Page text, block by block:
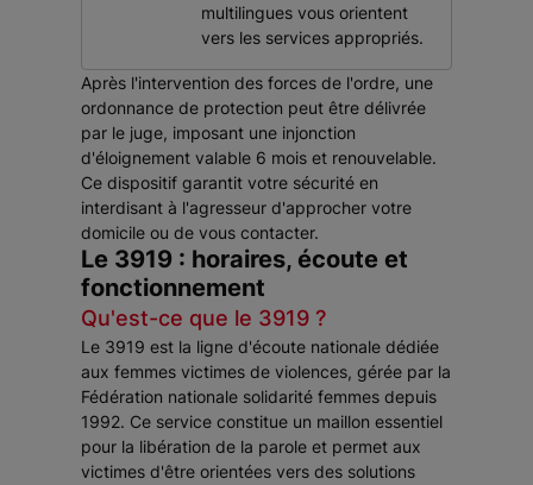
multilingues vous orientent
vers les services appropriés.
Après l'intervention des forces de l'ordre, une
ordonnance de protection peut être délivrée
par le juge, imposant une injonction
d'éloignement valable 6 mois et renouvelable.
Ce dispositif garantit votre sécurité en
interdisant à l'agresseur d'approcher votre
domicile ou de vous contacter.
Le 3919 : horaires, écoute et
fonctionnement
Qu'est-ce que le 3919 ?
Le 3919 est la ligne d'écoute nationale dédiée
aux femmes victimes de violences, gérée par la
Fédération nationale solidarité femmes depuis
1992. Ce service constitue un maillon essentiel
pour la libération de la parole et permet aux
victimes d'être orientées vers des solutions